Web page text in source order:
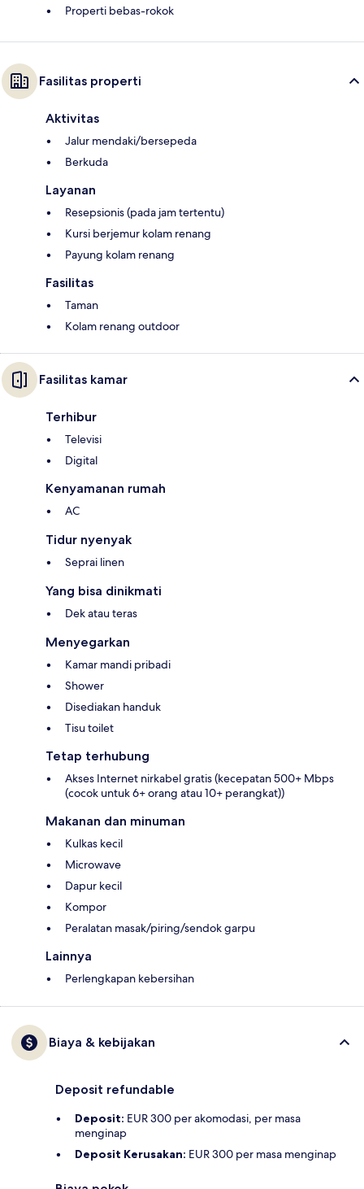
Properti bebas-rokok
Fasilitas properti
Aktivitas
Jalur mendaki/bersepeda
Berkuda
Layanan
Resepsionis (pada jam tertentu)
Kursi berjemur kolam renang
Payung kolam renang
Fasilitas
Taman
Kolam renang outdoor
Fasilitas kamar
Terhibur
Televisi
Digital
Kenyamanan rumah
AC
Tidur nyenyak
Seprai linen
Yang bisa dinikmati
Dek atau teras
Menyegarkan
Kamar mandi pribadi
Shower
Disediakan handuk
Tisu toilet
Tetap terhubung
Akses Internet nirkabel gratis (kecepatan 500+ Mbps
(cocok untuk 6+ orang atau 10+ perangkat))
Makanan dan minuman
Kulkas kecil
Microwave
Dapur kecil
Kompor
Peralatan masak/piring/sendok garpu
Lainnya
Perlengkapan kebersihan
Biaya & kebijakan
Deposit refundable
Deposit: EUR 300 per akomodasi, per masa
menginap
Deposit Kerusakan: EUR 300 per masa menginap